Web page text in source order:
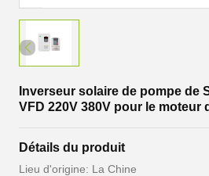
Inverseur solaire de pompe de
VFD 220V 380V pour le moteur
Détails du produit
Lieu d'origine: La Chine